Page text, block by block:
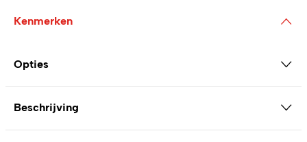
Kenmerken
Opties
Beschrijving